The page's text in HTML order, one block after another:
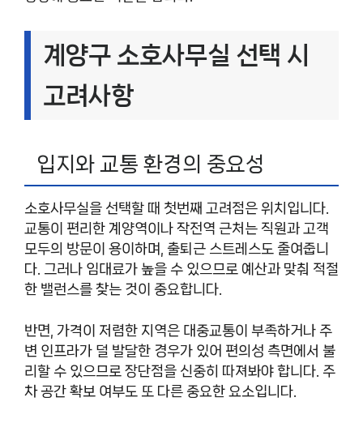
계양구 소호사무실 선택 시
고려사항
입지와 교통 환경의 중요성
소호사무실을 선택할 때 첫번째 고려점은 위치입니다.
교통이 편리한 계양역이나 작전역 근처는 직원과 고객
모두의 방문이 용이하며, 출퇴근 스트레스도 줄여줍니
다. 그러나 임대료가 높을 수 있으므로 예산과 맞춰 적절
한 밸런스를 찾는 것이 중요합니다.
반면, 가격이 저렴한 지역은 대중교통이 부족하거나 주
변 인프라가 덜 발달한 경우가 있어 편의성 측면에서 불
리할 수 있으므로 장단점을 신중히 따져봐야 합니다. 주
차 공간 확보 여부도 또 다른 중요한 요소입니다.